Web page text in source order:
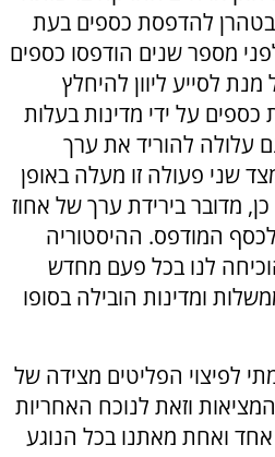
בטהרן להדפסת כספים בעת
מספר שנים הודפסו כספים
לסייע ליוון להיחלץ
על ידי מדינות בעלות
עלולה להוריד את ערך
שני פעולה זו מעלה באופן
מדובר בירידת ערך של אחוז
המודפס. ההיסטוריה
לנו בכל פעם מחדש
ומדינות הובילה בסופו
לפיצוי הפליטים מצידה של
וזאת לנוכח האחריות
ואחת מאתנו בכל הנוגע